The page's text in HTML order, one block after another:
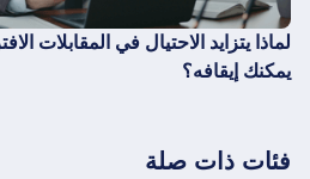
لماذا يتزايد الاحتيال في المقابلات
يمكنك إيقافه؟
فئات ذات صلة